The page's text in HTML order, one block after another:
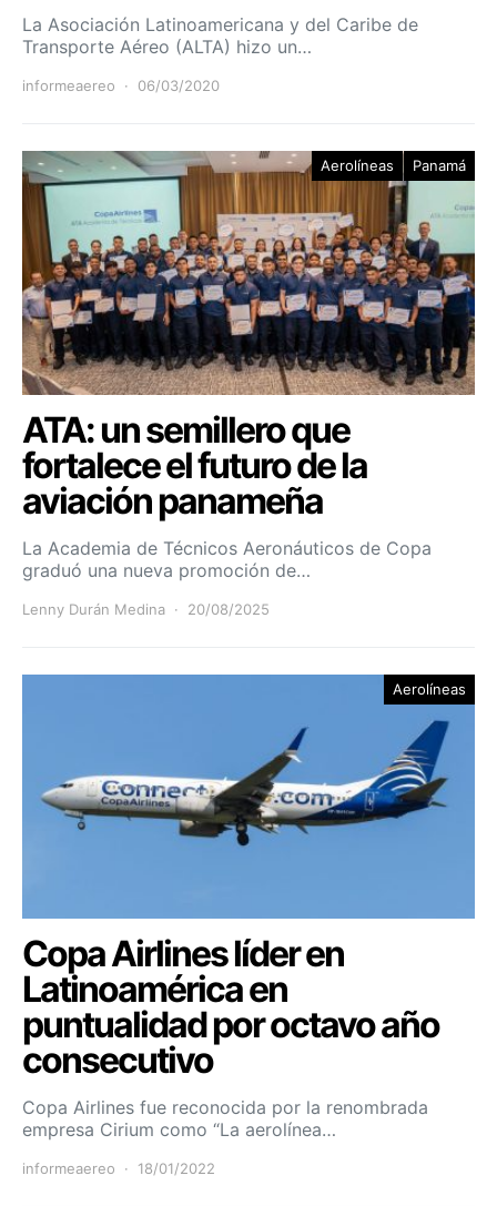
La Asociación Latinoamericana y del Caribe de
Transporte Aéreo (ALTA) hizo un…
informeaereo 06/03/2020
Aerolíneas Panamá
ATA: un semillero que
fortalece el futuro de la
aviación panameña
La Academia de Técnicos Aeronáuticos de Copa
graduó una nueva promoción de…
Lenny Durán Medina 20/08/2025
Aerolíneas
Copa Airlines líder en
Latinoamérica en
puntualidad por octavo año
consecutivo
Copa Airlines fue reconocida por la renombrada
empresa Cirium como “La aerolínea…
informeaereo 18/01/2022